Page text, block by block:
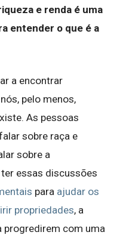
e renda é uma
entender o que é a
a encontrar
pelo menos,
As pessoas
sobre raça e
sobre a
essas discussões
para ajudar os
propriedades, a
progredirem com uma